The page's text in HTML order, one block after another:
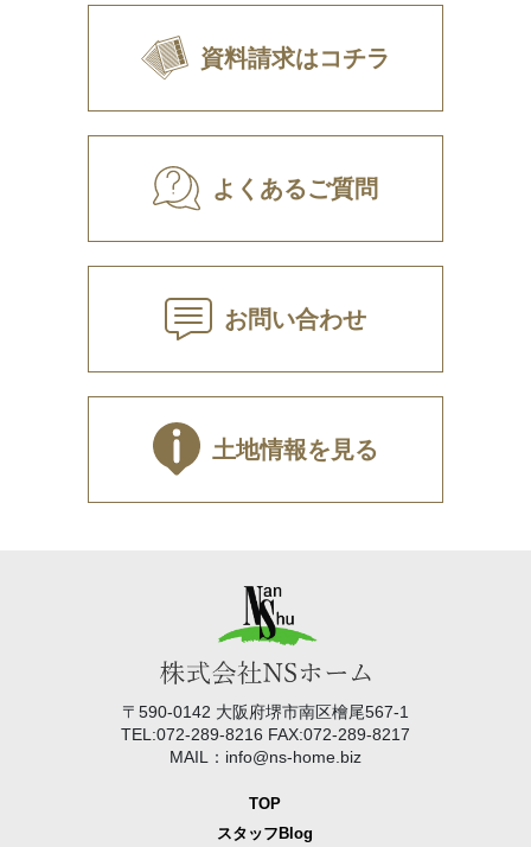
資料請求はコチラ
よくあるご質問
お問い合わせ
土地情報を見る
〒590-0142 大阪府堺市南区檜尾567-1
TEL:072-289-8216 FAX:072-289-8217
MAIL：info@ns-home.biz
TOP
スタッフBlog